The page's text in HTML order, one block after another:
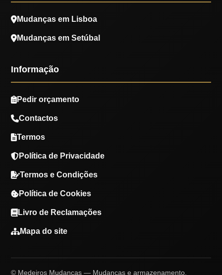
Mudanças em Lisboa
Mudanças em Setúbal
Informação
Pedir orçamento
Contactos
Termos
Política de Privacidade
Termos e Condições
Política de Cookies
Livro de Reclamações
Mapa do site
© Medeiros Mudanças — Mudanças e armazenamento.